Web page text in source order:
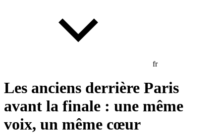
fr
Les anciens derrière Paris
avant la finale : une même
voix, un même cœur